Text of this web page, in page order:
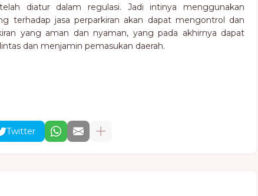
diatur dalam regulasi. Jadi intinya menggunakan
terhadap jasa perparkiran akan dapat mengontrol dan
yang aman dan nyaman, yang pada akhirnya dapat
dan menjamin pemasukan daerah.
Twitter